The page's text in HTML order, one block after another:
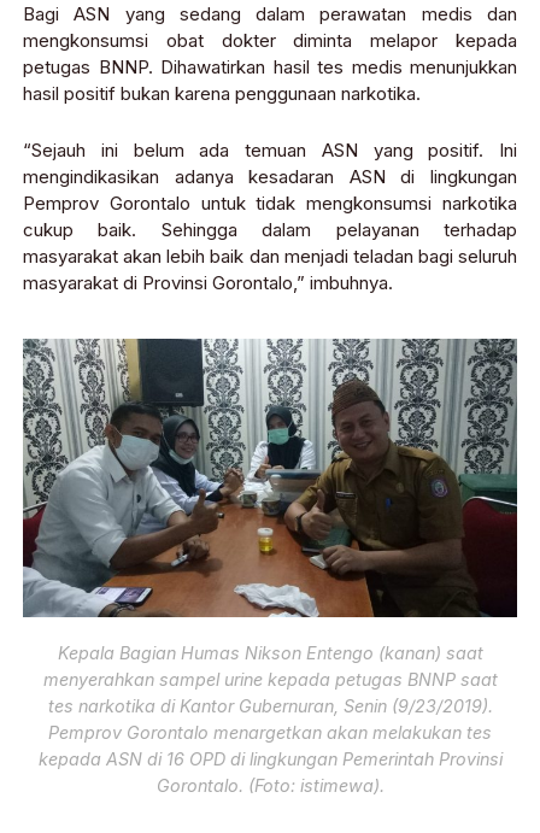
Bagi ASN yang sedang dalam perawatan medis dan
mengkonsumsi obat dokter diminta melapor kepada
petugas BNNP. Dihawatirkan hasil tes medis menunjukkan
hasil positif bukan karena penggunaan narkotika.
“Sejauh ini belum ada temuan ASN yang positif. Ini
mengindikasikan adanya kesadaran ASN di lingkungan
Pemprov Gorontalo untuk tidak mengkonsumsi narkotika
cukup baik. Sehingga dalam pelayanan terhadap
masyarakat akan lebih baik dan menjadi teladan bagi seluruh
masyarakat di Provinsi Gorontalo,” imbuhnya.
Kepala Bagian Humas Nikson Entengo (kanan) saat
menyerahkan sampel urine kepada petugas BNNP saat
tes narkotika di Kantor Gubernuran, Senin (9/23/2019).
Pemprov Gorontalo menargetkan akan melakukan tes
kepada ASN di 16 OPD di lingkungan Pemerintah Provinsi
Gorontalo. (Foto: istimewa).